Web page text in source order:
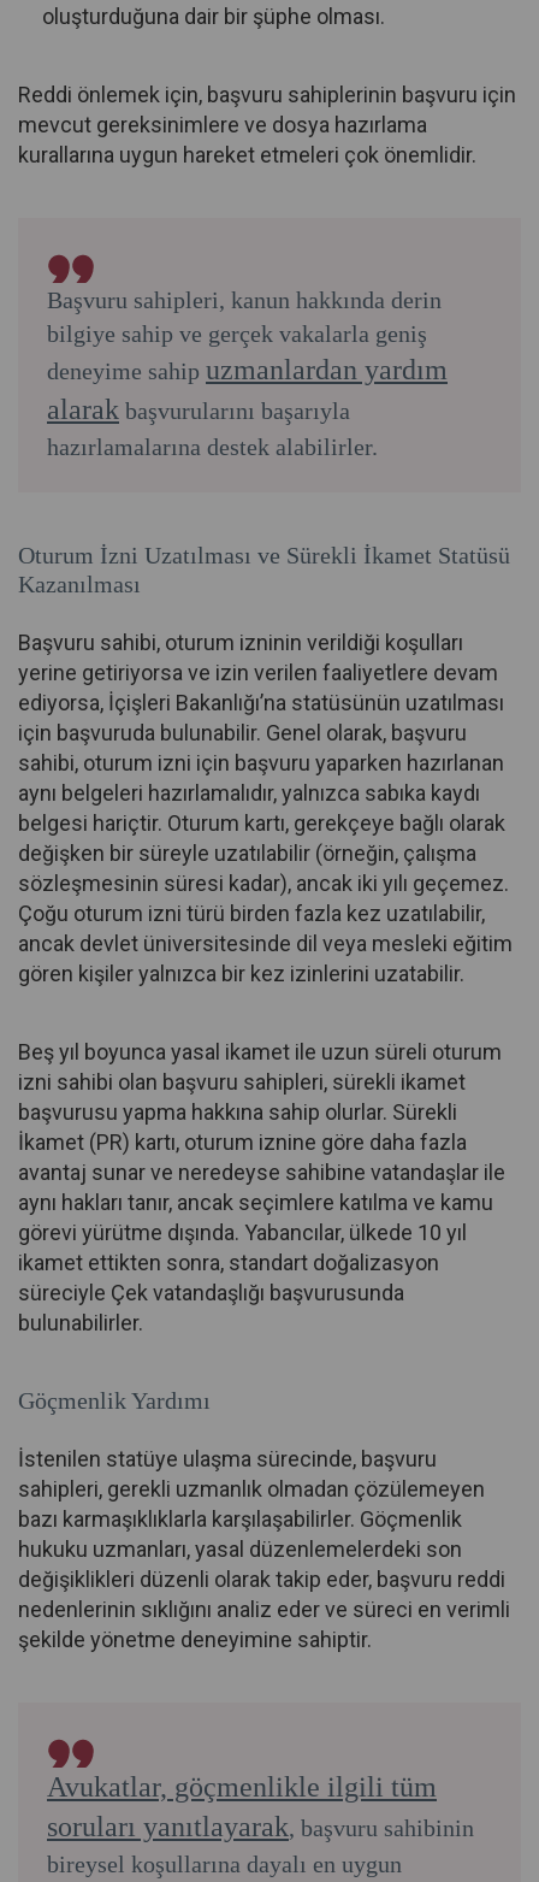
oluşturduğuna dair bir şüphe olması.
Reddi önlemek için, başvuru sahiplerinin başvuru için
mevcut gereksinimlere ve dosya hazırlama
kurallarına uygun hareket etmeleri çok önemlidir.
Başvuru sahipleri, kanun hakkında derin
bilgiye sahip ve gerçek vakalarla geniş
deneyime sahip uzmanlardan yardım
alarak başvurularını başarıyla
hazırlamalarına destek alabilirler.
Oturum İzni Uzatılması ve Sürekli İkamet Statüsü
Kazanılması
Başvuru sahibi, oturum izninin verildiği koşulları
yerine getiriyorsa ve izin verilen faaliyetlere devam
ediyorsa, İçişleri Bakanlığı’na statüsünün uzatılması
için başvuruda bulunabilir. Genel olarak, başvuru
sahibi, oturum izni için başvuru yaparken hazırlanan
aynı belgeleri hazırlamalıdır, yalnızca sabıka kaydı
belgesi hariçtir. Oturum kartı, gerekçeye bağlı olarak
değişken bir süreyle uzatılabilir (örneğin, çalışma
sözleşmesinin süresi kadar), ancak iki yılı geçemez.
Çoğu oturum izni türü birden fazla kez uzatılabilir,
ancak devlet üniversitesinde dil veya mesleki eğitim
gören kişiler yalnızca bir kez izinlerini uzatabilir.
Beş yıl boyunca yasal ikamet ile uzun süreli oturum
izni sahibi olan başvuru sahipleri, sürekli ikamet
başvurusu yapma hakkına sahip olurlar. Sürekli
İkamet (PR) kartı, oturum iznine göre daha fazla
avantaj sunar ve neredeyse sahibine vatandaşlar ile
aynı hakları tanır, ancak seçimlere katılma ve kamu
görevi yürütme dışında. Yabancılar, ülkede 10 yıl
ikamet ettikten sonra, standart doğalizasyon
süreciyle Çek vatandaşlığı başvurusunda
bulunabilirler.
Göçmenlik Yardımı
İstenilen statüye ulaşma sürecinde, başvuru
sahipleri, gerekli uzmanlık olmadan çözülemeyen
bazı karmaşıklıklarla karşılaşabilirler. Göçmenlik
hukuku uzmanları, yasal düzenlemelerdeki son
değişiklikleri düzenli olarak takip eder, başvuru reddi
nedenlerinin sıklığını analiz eder ve süreci en verimli
şekilde yönetme deneyimine sahiptir.
Avukatlar, göçmenlikle ilgili tüm
soruları yanıtlayarak, başvuru sahibinin
bireysel koşullarına dayalı en uygun